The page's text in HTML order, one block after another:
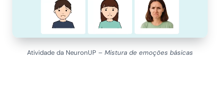
Atividade da NeuronUP – Mistura de emoções básicas